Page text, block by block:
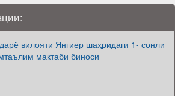
вилояти Янгиер шаҳридаги 1- сонли
мактаби биноси